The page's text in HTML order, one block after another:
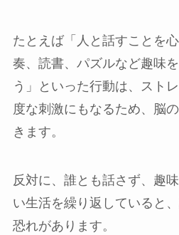
たとえば「人と話すことを
奏、読書、パズルなど趣味
う」といった行動は、スト
度な刺激にもなるため、脳
きます。
反対に、誰とも話さず、趣
い生活を繰り返していると
恐れがあります。